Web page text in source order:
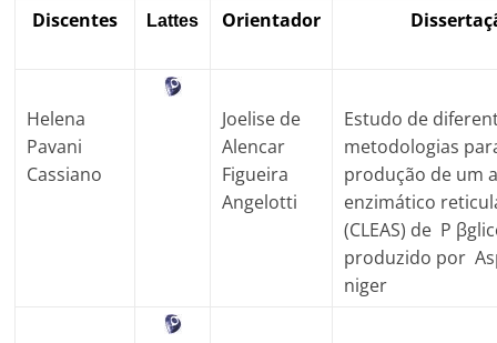
Discentes Lattes Orientador
Helena
Pavani
Cassiano
Joelise de
Alencar
Figueira
Angelotti
Estudo de
metodologias
produção de um
enzimático
(CLEAS) de P
produzido por
niger